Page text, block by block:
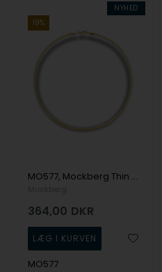
NYHED
19%
MO577, Mockberg Thin Snake Necklace Gold Halskæde
364,00 DKR
MO577